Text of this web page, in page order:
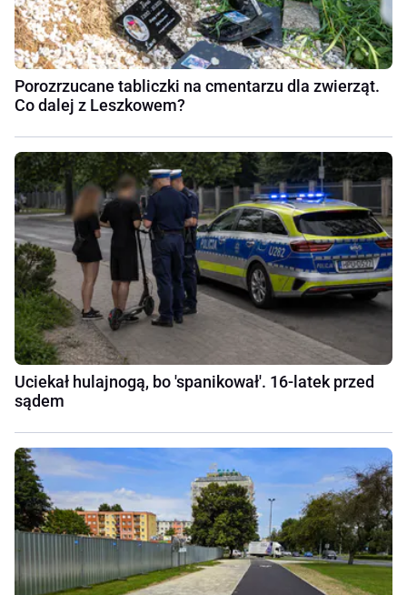
Porozrzucane tabliczki na cmentarzu dla zwierząt.
Co dalej z Leszkowem?
Uciekał hulajnogą, bo 'spanikował'. 16-latek przed
sądem